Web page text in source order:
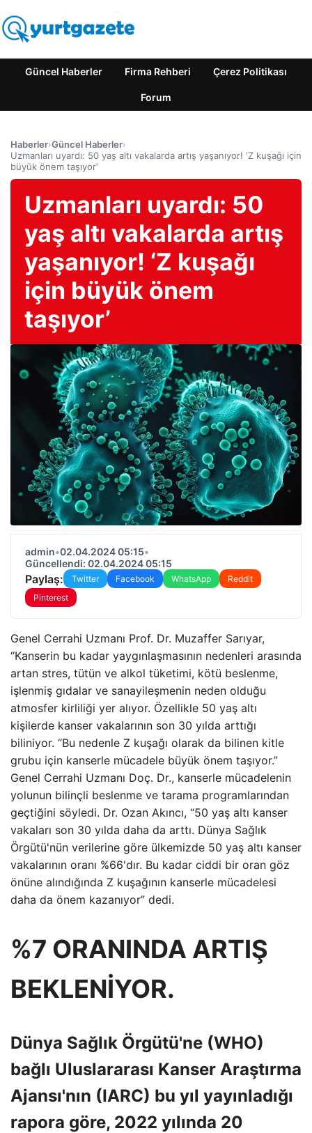
Güncel Haberler Firma Rehberi Çerez Politikası
Forum
Haberler›Güncel Haberler›
Uzmanları uyardı: 50 yaş altı vakalarda artış yaşanıyor! ‘Z kuşağı için
büyük önem taşıyor’
Uzmanları uyardı: 50
yaş altı vakalarda artış
yaşanıyor! ‘Z kuşağı
için büyük önem
taşıyor’
admin•02.04.2024 05:15•
Güncellendi: 02.04.2024 05:15
Paylaş: Twitter Facebook WhatsApp
Reddit
Pinterest
Genel Cerrahi Uzmanı Prof. Dr. Muzaffer Sarıyar,
“Kanserin bu kadar yaygınlaşmasının nedenleri arasında
artan stres, tütün ve alkol tüketimi, kötü beslenme,
işlenmiş gıdalar ve sanayileşmenin neden olduğu
atmosfer kirliliği yer alıyor. Özellikle 50 yaş altı
kişilerde kanser vakalarının son 30 yılda arttığı
biliniyor. “Bu nedenle Z kuşağı olarak da bilinen kitle
grubu için kanserle mücadele büyük önem taşıyor.”
Genel Cerrahi Uzmanı Doç. Dr., kanserle mücadelenin
yolunun bilinçli beslenme ve tarama programlarından
geçtiğini söyledi. Dr. Ozan Akıncı, “50 yaş altı kanser
vakaları son 30 yılda daha da arttı. Dünya Sağlık
Örgütü'nün verilerine göre ülkemizde 50 yaş altı kanser
vakalarının oranı %66'dır. Bu kadar ciddi bir oran göz
önüne alındığında Z kuşağının kanserle mücadelesi
daha da önem kazanıyor” dedi.
%7 ORANINDA ARTIŞ
BEKLENİYOR.
Dünya Sağlık Örgütü'ne (WHO)
bağlı Uluslararası Kanser Araştırma
Ajansı'nın (IARC) bu yıl yayınladığı
rapora göre, 2022 yılında 20